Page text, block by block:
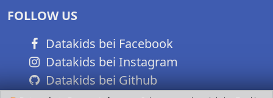
FOLLOW US
Datakids bei Facebook
Datakids bei Instagram
Datakids bei Github